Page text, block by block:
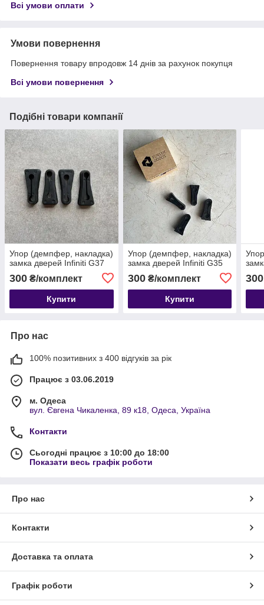
Всі умови оплати
Умови повернення
Повернення товару впродовж 14 днів за рахунок покупця
Всі умови повернення
Подібні товари компанії
Упор (демпфер, накладка)
замка дверей Infiniti G37
300 ₴/комплект
Купити
Упор (демпфер, накладка)
замка дверей Infiniti G35
300₴/комплект
Купити
300
Про нас
100% позитивних з 400 відгуків за рік
Працює з 03.06.2019
м. Одеса
вул. Євгена Чикаленка, 89 к18, Одеса, Україна
Контакти
Сьогодні працює з 10:00 до 18:00
Показати весь графік роботи
Про нас
Контакти
Доставка та оплата
Графік роботи